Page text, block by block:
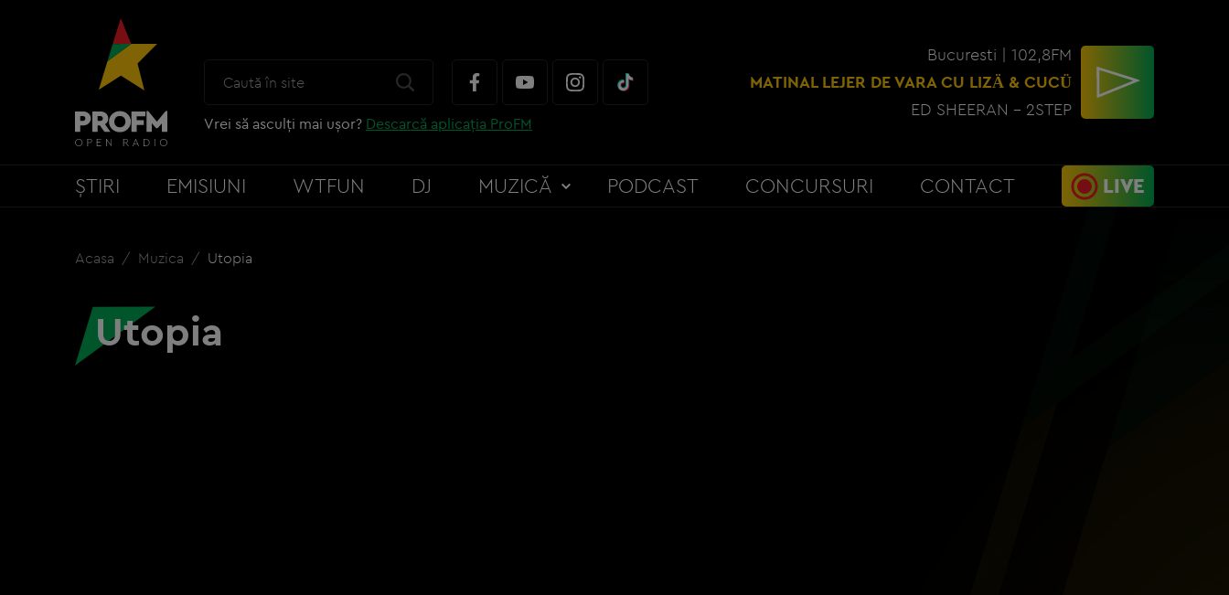
Vrei să asculți mai ușor? Descarcă aplicația ProFM
Bucuresti | 102,8FM
MATINAL LEJER DE VARA CU LIZÄ & CUCÜ
ED SHEERAN - 2STEP
ȘTIRI EMISIUNI WTFUN DJ MUZICĂ PODCAST CONCURSURI CONTACT LIVE
Acasa Muzica Utopia
Utopia